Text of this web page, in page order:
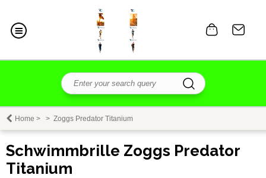
Home > > Zoggs Predator Titanium
Schwimmbrille Zoggs Predator
Titanium